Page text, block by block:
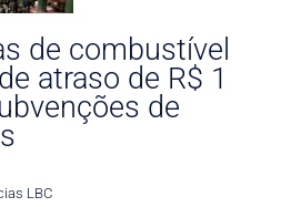
de combustível
atraso de R$ 1
de
LBC